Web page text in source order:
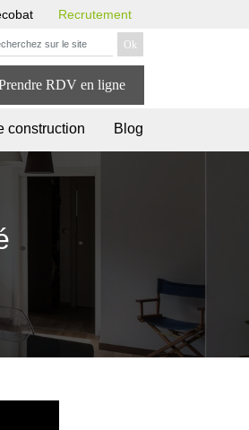
Recrutement
construction Blog